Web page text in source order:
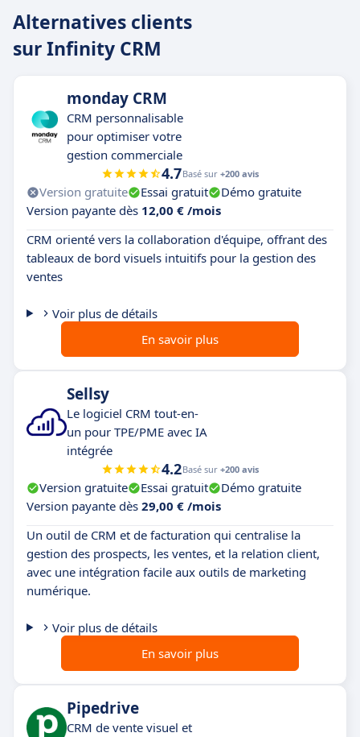
Alternatives clients
sur Infinity CRM
monday CRM
CRM personnalisable
pour optimiser votre
gestion commerciale
4.7Basé sur +200 avis
Version gratuite Essai gratuit
Démo gratuite
Version payante dès 12,00 € /mois
CRM orienté vers la collaboration d'équipe, offrant des
tableaux de bord visuels intuitifs pour la gestion des
ventes
Voir plus de détails
En savoir plus
Sellsy
Le logiciel CRM tout-en-
un pour TPE/PME avec IA
intégrée
4.2Basé sur +200 avis
Version gratuite Essai gratuit
Démo gratuite
Version payante dès 29,00 € /mois
Un outil de CRM et de facturation qui centralise la
gestion des prospects, les ventes, et la relation client,
avec une intégration facile aux outils de marketing
numérique.
Voir plus de détails
En savoir plus
Pipedrive
CRM de vente visuel et